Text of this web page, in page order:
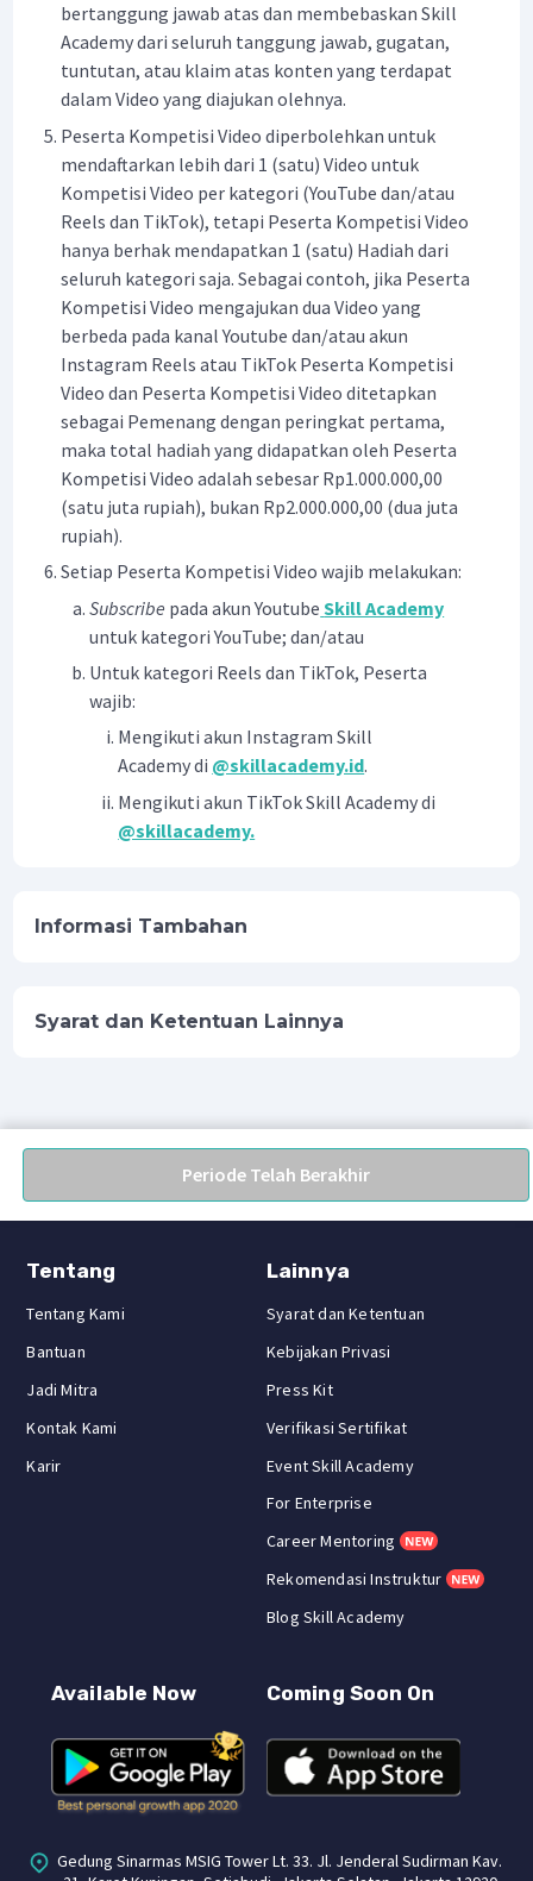
bertanggung jawab atas dan membebaskan Skill
Academy dari seluruh tanggung jawab, gugatan,
tuntutan, atau klaim atas konten yang terdapat
dalam Video yang diajukan olehnya.
Peserta Kompetisi Video diperbolehkan untuk
mendaftarkan lebih dari 1 (satu) Video untuk
Kompetisi Video per kategori (YouTube dan/atau
Reels dan TikTok), tetapi Peserta Kompetisi Video
hanya berhak mendapatkan 1 (satu) Hadiah dari
seluruh kategori saja. Sebagai contoh, jika Peserta
Kompetisi Video mengajukan dua Video yang
berbeda pada kanal Youtube dan/atau akun
Instagram Reels atau TikTok Peserta Kompetisi
Video dan Peserta Kompetisi Video ditetapkan
sebagai Pemenang dengan peringkat pertama,
maka total hadiah yang didapatkan oleh Peserta
Kompetisi Video adalah sebesar Rp1.000.000,00
(satu juta rupiah), bukan Rp2.000.000,00 (dua juta
rupiah).
Setiap Peserta Kompetisi Video wajib melakukan:
Subscribe pada akun Youtube Skill Academy
untuk kategori YouTube; dan/atau
Untuk kategori Reels dan TikTok, Peserta
wajib:
Mengikuti akun Instagram Skill
Academy di @skillacademy.id.
Mengikuti akun TikTok Skill Academy di
@skillacademy.
Informasi Tambahan
Syarat dan Ketentuan Lainnya
Periode Telah Berakhir
Tentang
Tentang Kami
Bantuan
Jadi Mitra
Kontak Kami
Karir
Lainnya
Syarat dan Ketentuan
Kebijakan Privasi
Press Kit
Verifikasi Sertifikat
Event Skill Academy
For Enterprise
Career Mentoring
Rekomendasi Instruktur
Blog Skill Academy
Available Now Coming Soon On
Gedung Sinarmas MSIG Tower Lt. 33. Jl. Jenderal Sudirman Kav.